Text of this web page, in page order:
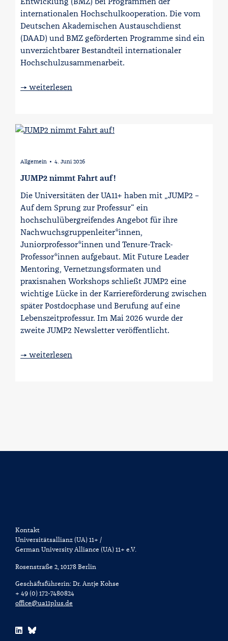
internationalen Hochschulkooperation. Die vom
Deutschen Akademischen Austauschdienst
(DAAD) und BMZ geförderten Programme sind ein
unverzichtbarer Bestandteil internationaler
Hochschulzusammenarbeit.
→ weiterlesen
Allgemein ∙ 4. Juni 2026
JUMP2 nimmt Fahrt auf!
Die Universitäten der UA11+ haben mit „JUMP2 –
Auf dem Sprung zur Professur“ ein
hochschulübergreifendes Angebot für ihre
Nachwuchsgruppenleiter*innen,
Juniorprofessor*innen und Tenure-Track-
Professor*innen aufgebaut. Mit Future Leader
Mentoring, Vernetzungsformaten und
praxisnahen Workshops schließt JUMP2 eine
wichtige Lücke in der Karriereförderung zwischen
später Postdocphase und Berufung auf eine
Lebenszeitprofessur. Im Mai 2026 wurde der
zweite JUMP2 Newsletter veröffentlicht.
→ weiterlesen
Kontakt
Universitätsallianz (UA) 11+ /
German University Alliance (UA) 11+ e.V.
Rosenstraße 2, 10178 Berlin
Geschäftsführerin: Dr. Antje Kohse
+ 49 (0) 172-7480824
office@ua11plus.de